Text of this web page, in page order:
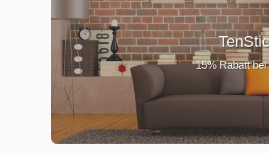
15% Rabatt